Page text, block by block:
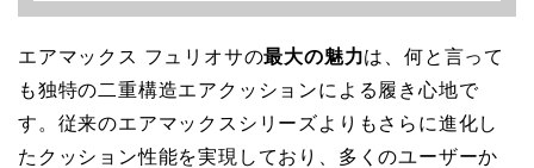
エアマックス フュリオサの最大の魅力は、何と言って
も独特の二重構造エアクッションによる履き心地で
す。従来のエアマックスシリーズよりもさらに進化し
たクッション性能を実現しており、多くのユーザーか